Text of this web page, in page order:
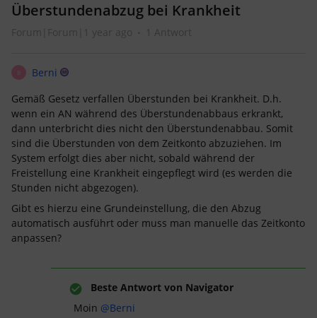
Überstundenabzug bei Krankheit
Forum|Forum|1 year ago 1 Antwort
Berni
Gemäß Gesetz verfallen Überstunden bei Krankheit. D.h.
wenn ein AN während des Überstundenabbaus erkrankt,
dann unterbricht dies nicht den Überstundenabbau. Somit
sind die Überstunden von dem Zeitkonto abzuziehen. Im
System erfolgt dies aber nicht, sobald während der
Freistellung eine Krankheit eingepflegt wird (es werden die
Stunden nicht abgezogen).
Gibt es hierzu eine Grundeinstellung, die den Abzug
automatisch ausführt oder muss man manuelle das Zeitkonto
anpassen?
Beste Antwort von Navigator
Moin ​ @Berni